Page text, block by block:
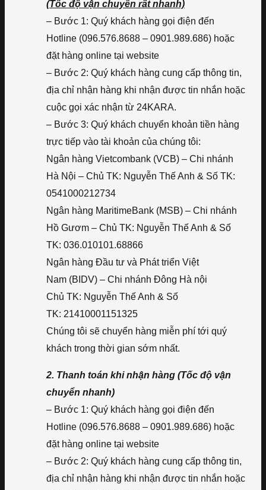
(Tốc độ vận chuyển rất nhanh)
– Bước 1: Quý khách hàng gọi điện đến
Hotline (096.576.8688 – 0901.989.686) hoặc
đặt hàng online tại website
– Bước 2: Quý khách hàng cung cấp thông tin,
địa chỉ nhận hàng khi nhận được tin nhắn hoặc
cuộc gọi xác nhận từ 24KARA.
– Bước 3: Quý khách chuyển khoản tiền hàng
trực tiếp vào tài khoản của chúng tôi:
Ngân hàng Vietcombank (VCB) – Chi nhánh
Hà Nội – Chủ TK: Nguyễn Thế Anh & Số TK:
0541000212734
Ngân hàng MaritimeBank (MSB) – Chi nhánh
Hồ Gươm – Chủ TK: Nguyễn Thế Anh & Số
TK: 036.010101.68866
Ngân hàng Đầu tư và Phát triển Việt
Nam (BIDV) – Chi nhánh Đông Hà nội
Chủ TK: Nguyễn Thế Anh & Số
TK: 21410001151325
Chúng tôi sẽ chuyển hàng miễn phí tới quý
khách trong thời gian sớm nhất.
2. Thanh toán khi nhận hàng (Tốc độ vận
chuyển nhanh)
– Bước 1: Quý khách hàng gọi điện đến
Hotline (096.576.8688 – 0901.989.686) hoặc
đặt hàng online tại website
– Bước 2: Quý khách hàng cung cấp thông tin,
địa chỉ nhận hàng khi nhận được tin nhắn hoặc